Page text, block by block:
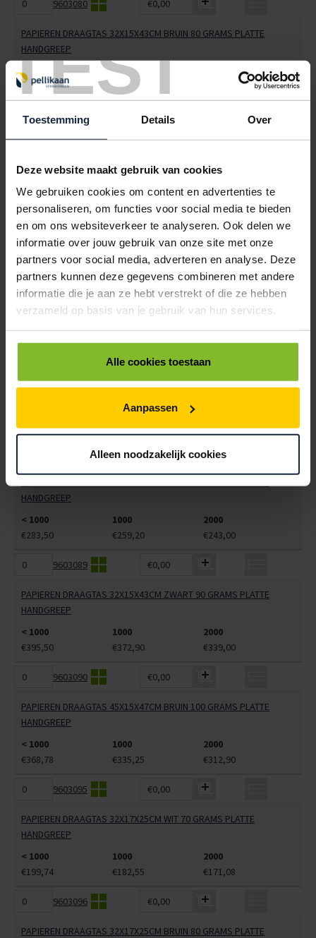
TEST
Toestemming Details Over
Deze website maakt gebruik van cookies
We gebruiken cookies om content en advertenties te
personaliseren, om functies voor social media te bieden
en om ons websiteverkeer te analyseren. Ook delen we
informatie over jouw gebruik van onze site met onze
partners voor social media, adverteren en analyse. Deze
partners kunnen deze gegevens combineren met andere
informatie die je aan ze hebt verstrekt of die ze hebben
verzameld op basis van je gebruik van hun services.
Alle cookies toestaan
Aanpassen
Alleen noodzakelijk cookies
9603080 €0,00
PAPIEREN DRAAGTAS 32X15X43CM BRUIN 80 GRAMS PLATTE
HANDGREEP
< 1000
1000
€209,60
€189,95
9603085 €0,00
€281,75
€257,60 €241,50
9603086 €0,00
PAPIEREN DRAAGTAS 32X15X43CM ROOD 90 GRAMS PLATTE
HANDGREEP
< 1000
1000
2000
€283,50
€259,20 €243,00
9603087 €0,00
PAPIEREN DRAAGTAS 32X15X43CM GROEN 90 GRAMS PLATTE
HANDGREEP
1000
€0,00
HANDGREEP
< 1000
1000
2000
€283,50
€259,20 €243,00
9603089 €0,00
PAPIEREN DRAAGTAS 32X15X43CM ZWART 90 GRAMS PLATTE
HANDGREEP
< 1000
1000
2000
€395,50
€372,90 €339,00
9603090 €0,00
PAPIEREN DRAAGTAS 45X15X47CM BRUIN 100 GRAMS PLATTE
HANDGREEP
< 1000
1000
2000
€368,78
€335,25 €312,90
9603095 €0,00
PAPIEREN DRAAGTAS 32X17X25CM WIT 70 GRAMS PLATTE
HANDGREEP
< 1000
1000
2000
€199,74
€182,55 €171,08
9603096 €0,00
PAPIEREN DRAAGTAS 32X17X25CM BRUIN 80 GRAMS PLATTE